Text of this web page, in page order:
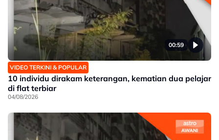
00:59
VIDEO TERKINI & POPULAR
10 individu dirakam keterangan, kematian dua pelajar
di flat terbiar
04/08/2026